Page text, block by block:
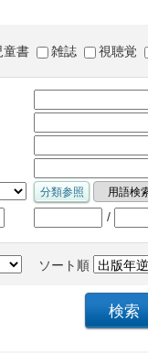
童書 雑誌 視聴覚
/
ソート順